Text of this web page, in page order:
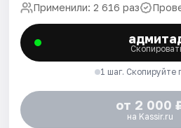
Применили: 2 616 раз
1 шаг. Скопируйте
от 2 000
на Kassir.ru